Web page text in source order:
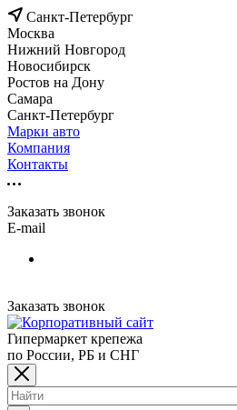
Санкт-Петербург
Москва
Нижний Новгород
Новосибирск
Ростов на Дону
Самара
Санкт-Петербург
Марки авто
Компания
Контакты
Заказать звонок
E-mail
Заказать звонок
Гипермаркет крепежа
по России, РБ и СНГ